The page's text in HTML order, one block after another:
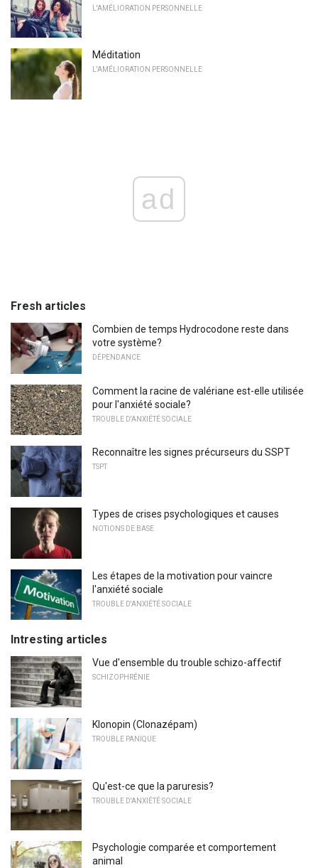
L'AMÉLIORATION PERSONNELLE
Méditation
L'AMÉLIORATION PERSONNELLE
ad
Fresh articles
Combien de temps Hydrocodone reste dans
votre système?
DÉPENDANCE
Comment la racine de valériane est-elle utilisée
pour l'anxiété sociale?
TROUBLE D'ANXIÉTÉ SOCIALE
Reconnaître les signes précurseurs du SSPT
TSPT
Types de crises psychologiques et causes
NOTIONS DE BASE
Les étapes de la motivation pour vaincre
l'anxiété sociale
TROUBLE D'ANXIÉTÉ SOCIALE
Intresting articles
Vue d'ensemble du trouble schizo-affectif
SCHIZOPHRÉNIE
Klonopin (Clonazépam)
TROUBLE PANIQUE
Qu'est-ce que la paruresis?
TROUBLE D'ANXIÉTÉ SOCIALE
Psychologie comparée et comportement
animal